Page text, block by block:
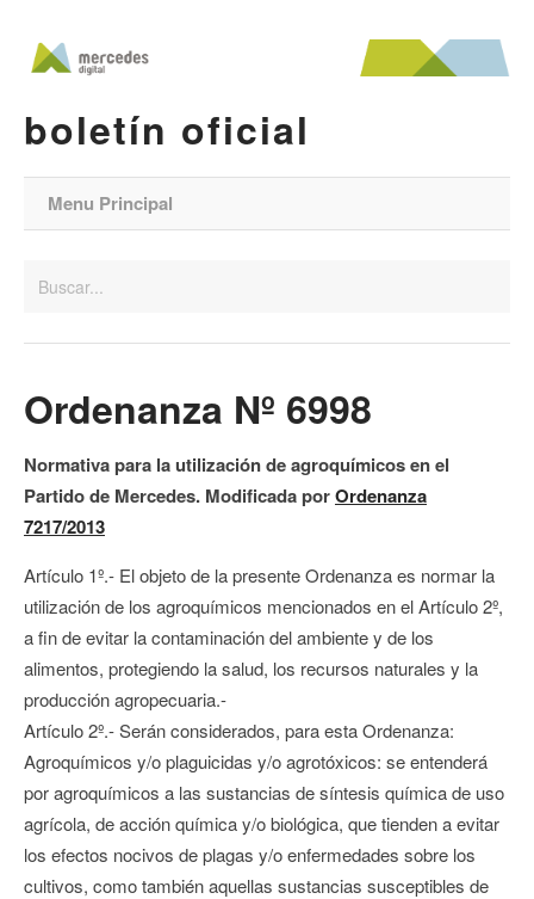
boletín oficial
Menu Principal
Ordenanza Nº 6998
Normativa para la utilización de agroquímicos en el
Partido de Mercedes. Modificada porOrdenanza
7217/2013
Artículo 1º.- El objeto de la presente Ordenanza es normar la
utilización de los agroquímicos mencionados en el Artículo 2º,
a fin de evitar la contaminación del ambiente y de los
alimentos, protegiendo la salud, los recursos naturales y la
producción agropecuaria.-
Artículo 2º.- Serán considerados, para esta Ordenanza:
Agroquímicos y/o plaguicidas y/o agrotóxicos: se entenderá
por agroquímicos a las sustancias de síntesis química de uso
agrícola, de acción química y/o biológica, que tienden a evitar
los efectos nocivos de plagas y/o enfermedades sobre los
cultivos, como también aquellas sustancias susceptibles de